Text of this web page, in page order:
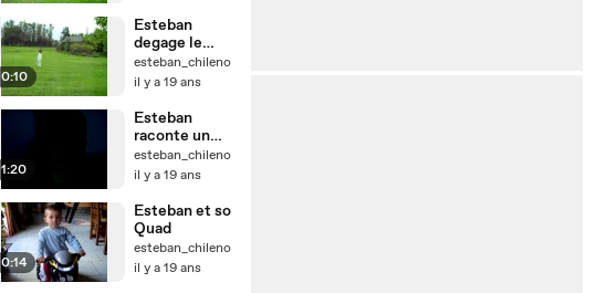
0:10
Esteban
degage le
ballon comme
un pro hihi
esteban_chileno
il y a 19 ans
1:20
Esteban
raconte un
peu de tout
esteban_chileno
il y a 19 ans
0:14
Esteban et so
Quad
esteban_chileno
il y a 19 ans